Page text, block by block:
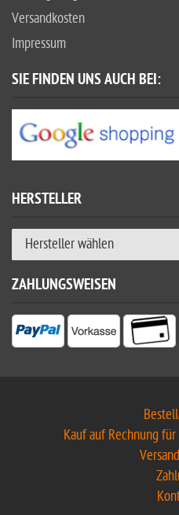
Versandkosten
Impressum
SIE FINDEN UNS AUCH BEI:
HERSTELLER
Hersteller wählen
ZAHLUNGSWEISEN
Kauf auf Rechnung